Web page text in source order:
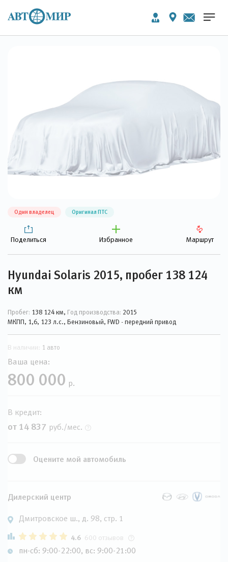
Один владелец Оригинал ПТС
Поделиться Избранное Маршрут
Hyundai Solaris 2015, пробег 138 124
км
Пробег: 138 124 км, Год производства: 2015
МКПП, 1,6, 123 л.с., Бензиновый, FWD - передний привод
В наличии: 1 авто
Ваша цена:
800 000 р.
В кредит:
от 14 837 руб./мес.
Оцените мой автомобиль
Дилерский центр
Дмитровское ш., д. 98, стр. 1
4.6 600 отзывов
пн-сб: 9:00-22:00, вс: 9:00-21:00